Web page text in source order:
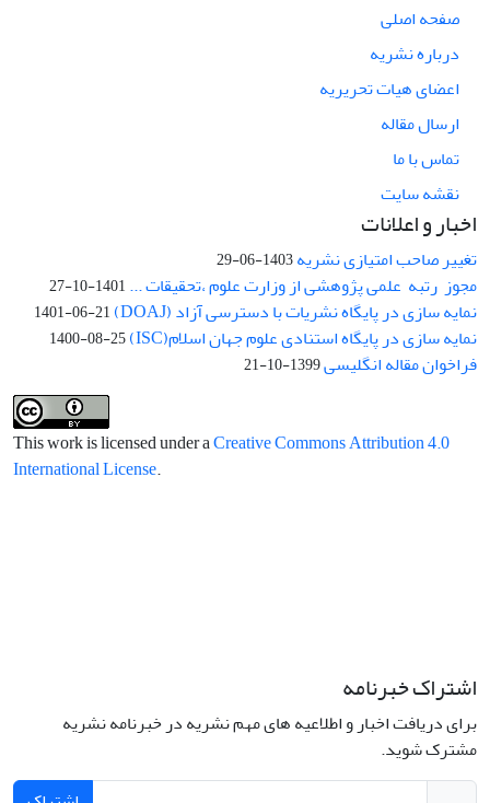
صفحه اصلی
درباره نشریه
اعضای هیات تحریریه
ارسال مقاله
تماس با ما
نقشه سایت
اخبار و اعلانات
تغییر صاحب امتیازی نشریه1403-06-29
مجوز رتبه علمی پژوهشی از وزارت علوم ،تحقیقات ...1401-10-27
نمایه سازی در پایگاه نشریات با دسترسی آزاد (DOAJ) 1401-06-21
نمایه سازی در پایگاه استنادی علوم جهان اسلام(ISC) 1400-08-25
فراخوان مقاله انگلیسی1399-10-21
This work is licensed under aCreative Commons Attribution 4.0
International License.
اشتراک خبرنامه
برای دریافت اخبار و اطلاعیه های مهم نشریه در خبرنامه نشریه
مشترک شوید.